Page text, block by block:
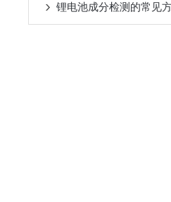
锂电池成分检测的常见